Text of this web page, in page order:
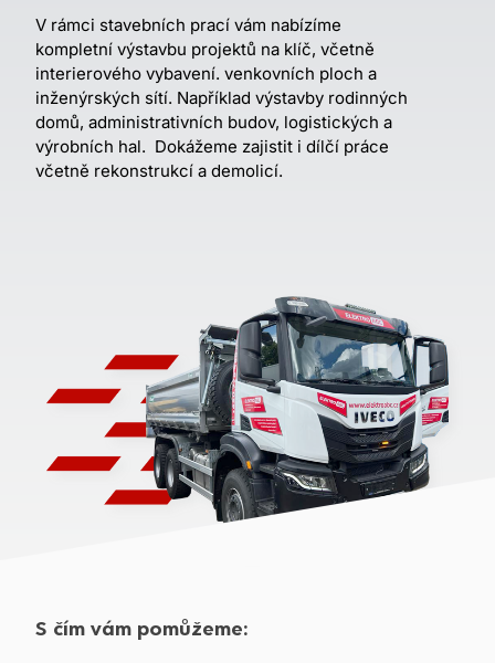
V rámci stavebních prací vám nabízíme
kompletní výstavbu projektů na klíč, včetně
interierového vybavení. venkovních ploch a
inženýrských sítí. Například výstavby rodinných
domů, administrativních budov, logistických a
výrobních hal. Dokážeme zajistit i dílčí práce
včetně rekonstrukcí a demolicí.
S čím vám pomůžeme: